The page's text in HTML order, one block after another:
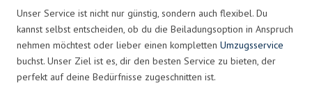
Unser Service ist nicht nur günstig, sondern auch flexibel. Du
kannst selbst entscheiden, ob du die Beiladungsoption in Anspruch
nehmen möchtest oder lieber einen kompletten Umzugsservice
buchst. Unser Ziel ist es, dir den besten Service zu bieten, der
perfekt auf deine Bedürfnisse zugeschnitten ist.